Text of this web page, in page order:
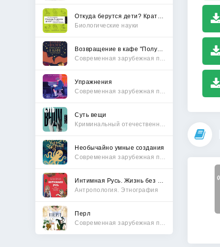
Биологические науки
Упражнения
Суть вещи
Необычайно умные создания
Антропология. Этнография
Перл